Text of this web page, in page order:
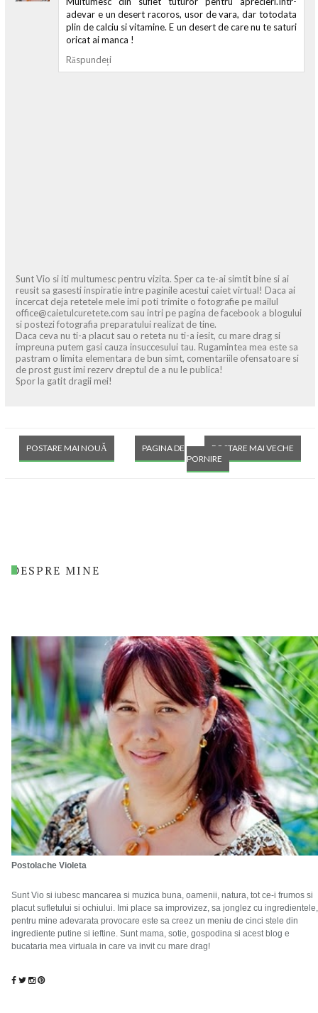
adevar e un desert racoros, usor de vara, dar totodata
plin de calciu si vitamine. E un desert de care nu te saturi
oricat ai manca !
Răspundeți
Sunt Vio si iti multumesc pentru vizita. Sper ca te-ai simtit bine si ai
reusit sa gasesti inspiratie intre paginile acestui caiet virtual! Daca ai
incercat deja retetele mele imi poti trimite o fotografie pe mailul
office@caietulcuretete.com sau intri pe pagina de facebook a blogului
si postezi fotografia preparatului realizat de tine.
Daca ceva nu ti-a placut sau o reteta nu ti-a iesit, cu mare drag si
impreuna putem gasi cauza insuccesului tau. Rugamintea mea este sa
pastram o limita elementara de bun simt, comentariile ofensatoare si
de prost gust imi rezerv dreptul de a nu le publica!
Spor la gatit dragii mei!
POSTARE MAI NOUĂ POSTARE MAI VECHE
PAGINA DE
PORNIRE
DESPRE MINE
Postolache Violeta
Sunt Vio si iubesc mancarea si muzica buna, oamenii, natura, tot ce-i frumos si
placut sufletului si ochiului. Imi place sa improvizez, sa jonglez cu ingredientele,
pentru mine adevarata provocare este sa creez un meniu de cinci stele din
ingrediente putine si ieftine. Sunt mama, sotie, gospodina si acest blog e
bucataria mea virtuala in care va invit cu mare drag!